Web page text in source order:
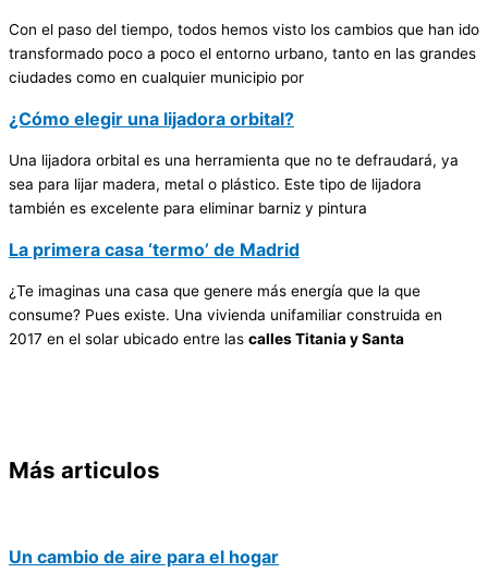
Con el paso del tiempo, todos hemos visto los cambios que han ido
transformado poco a poco el entorno urbano, tanto en las grandes
ciudades como en cualquier municipio por
¿Cómo elegir una lijadora orbital?
Una lijadora orbital es una herramienta que no te defraudará, ya
sea para lijar madera, metal o plástico. Este tipo de lijadora
también es excelente para eliminar barniz y pintura
La primera casa ‘termo’ de Madrid
¿Te imaginas una casa que genere más energía que la que
consume? Pues existe. Una vivienda unifamiliar construida en
2017 en el solar ubicado entre las calles Titania y Santa
Más articulos
Un cambio de aire para el hogar